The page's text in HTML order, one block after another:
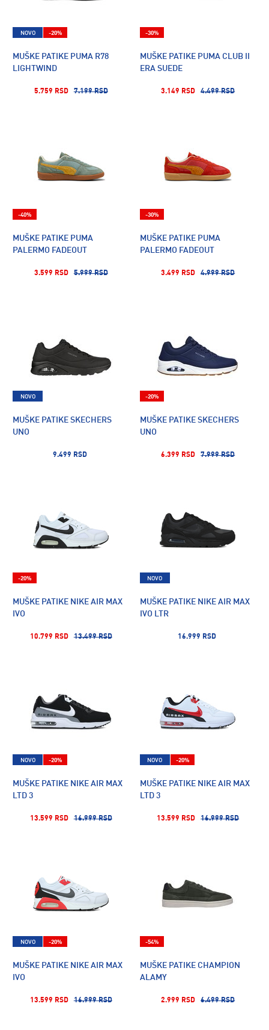
MUŠKE PATIKE PUMA R78
LIGHTWIND
5.759 RSD 7.199 RSD
NOVO -20%
MUŠKE PATIKE PUMA CLUB II
ERA SUEDE
3.149 RSD 4.499 RSD
-30%
MUŠKE PATIKE PUMA
PALERMO FADEOUT
3.599 RSD 5.999 RSD
-40%
MUŠKE PATIKE PUMA
PALERMO FADEOUT
3.499 RSD 4.999 RSD
-30%
MUŠKE PATIKE SKECHERS
UNO
9.499 RSD
NOVO
MUŠKE PATIKE SKECHERS
UNO
6.399 RSD 7.999 RSD
-20%
MUŠKE PATIKE NIKE AIR MAX
IVO
10.799 RSD 13.499 RSD
-20%
MUŠKE PATIKE NIKE AIR MAX
IVO LTR
16.999 RSD
NOVO
MUŠKE PATIKE NIKE AIR MAX
LTD 3
13.599 RSD 16.999 RSD
NOVO -20%
MUŠKE PATIKE NIKE AIR MAX
LTD 3
13.599 RSD 16.999 RSD
NOVO -20%
MUŠKE PATIKE NIKE AIR MAX
IVO
13.599 RSD 16.999 RSD
NOVO -20%
MUŠKE PATIKE CHAMPION
ALAMY
2.999 RSD 6.499 RSD
-54%